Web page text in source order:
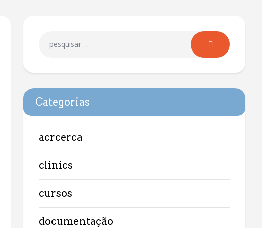
Categorias
acrcerca
clinics
cursos
documentação